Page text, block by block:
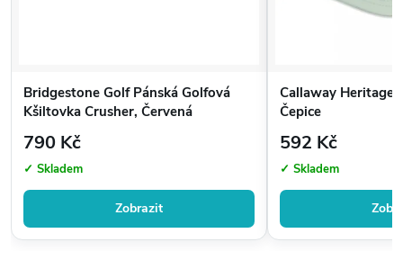
Bridgestone Golf Pánská Golfová
Kšiltovka Crusher, Červená
790 Kč
✓ Skladem
Zobrazit
Callaway Heritage
Čepice
592 Kč
✓ Skladem